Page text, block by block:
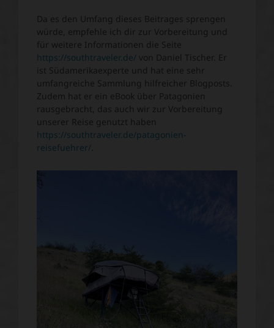
Da es den Umfang dieses Beitrages sprengen
würde, empfehle ich dir zur Vorbereitung und
für weitere Informationen die Seite
https://southtraveler.de/ von Daniel Tischer. Er
ist Südamerikaexperte und hat eine sehr
umfangreiche Sammlung hilfreicher Blogposts.
Zudem hat er ein eBook über Patagonien
rausgebracht, das auch wir zur Vorbereitung
unserer Reise genutzt haben
https://southtraveler.de/patagonien-
reisefuehrer/